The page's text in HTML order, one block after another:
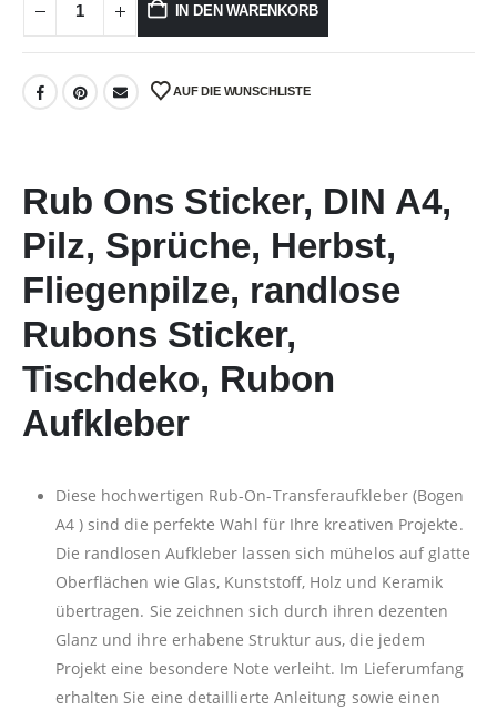
IN DEN WARENKORB
AUF DIE WUNSCHLISTE
Rub Ons Sticker, DIN A4,
Pilz, Sprüche, Herbst,
Fliegenpilze, randlose
Rubons Sticker,
Tischdeko, Rubon
Aufkleber
Diese hochwertigen Rub-On-Transferaufkleber (Bogen
A4 ) sind die perfekte Wahl für Ihre kreativen Projekte.
Die randlosen Aufkleber lassen sich mühelos auf glatte
Oberflächen wie Glas, Kunststoff, Holz und Keramik
übertragen. Sie zeichnen sich durch ihren dezenten
Glanz und ihre erhabene Struktur aus, die jedem
Projekt eine besondere Note verleiht. Im Lieferumfang
erhalten Sie eine detaillierte Anleitung sowie einen